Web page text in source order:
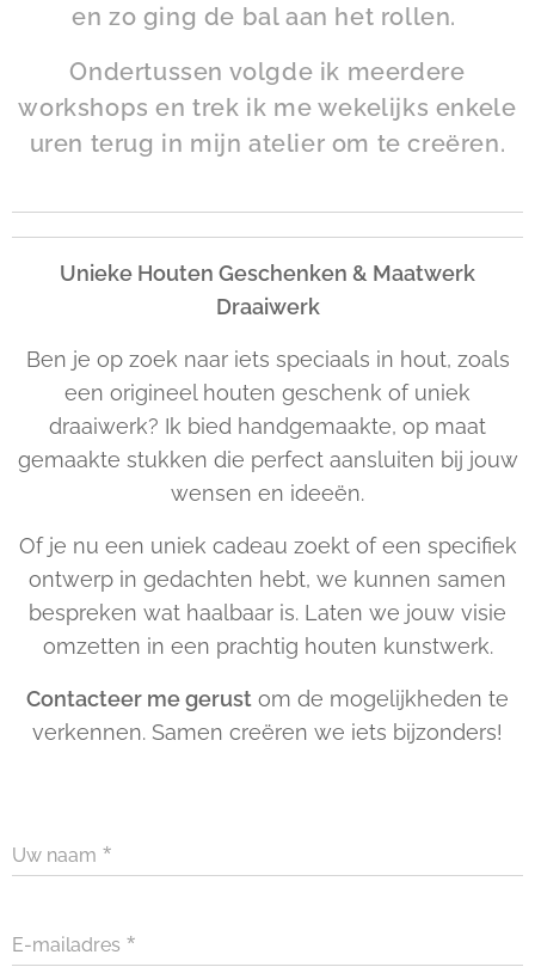
en zo ging de bal aan het rollen.
Ondertussen volgde ik meerdere
workshops en trek ik me wekelijks enkele
uren terug in mijn atelier om te creëren.
Unieke Houten Geschenken & Maatwerk
Draaiwerk
Ben je op zoek naar iets speciaals in hout, zoals
een origineel houten geschenk of uniek
draaiwerk? Ik bied handgemaakte, op maat
gemaakte stukken die perfect aansluiten bij jouw
wensen en ideeën.
Of je nu een uniek cadeau zoekt of een specifiek
ontwerp in gedachten hebt, we kunnen samen
bespreken wat haalbaar is. Laten we jouw visie
omzetten in een prachtig houten kunstwerk.
Contacteer me gerust om de mogelijkheden te
verkennen. Samen creëren we iets bijzonders!
Uw naam
E-mailadres